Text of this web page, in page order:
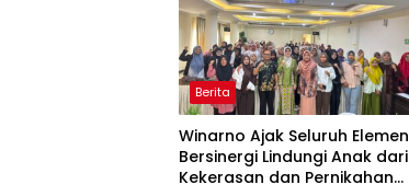
Berita
Winarno Ajak Seluruh Elemen
Bersinergi Lindungi Anak dari
Kekerasan dan Pernikahan